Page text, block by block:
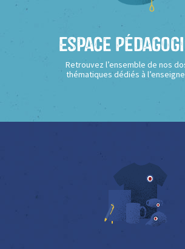
Espace
Retrouvez l’ensemble de nos
thématiques dédiés à